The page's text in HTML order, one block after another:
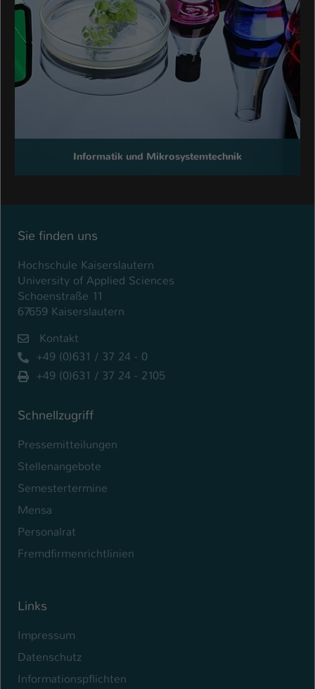
Informatik und Mikrosystemtechnik
Sie finden uns
Hochschule Kaiserslautern
University of Applied Sciences
Schoenstraße 11
67659 Kaiserslautern
Kontakt
+49 (0)631 / 37 24 - 0
+49 (0)631 / 37 24 - 2105
Schnellzugriff
Pressemitteilungen
Stellenangebote
Semestertermine
Mensa
Personalrat
Fremdfirmenrichtlinien
Links
Impressum
Datenschutz
Informationspflichten